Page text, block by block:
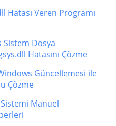
Hatası Veren Programı
Dosya
Hatasını Çözme
Güncellemesi ile
Çözme
Manuel